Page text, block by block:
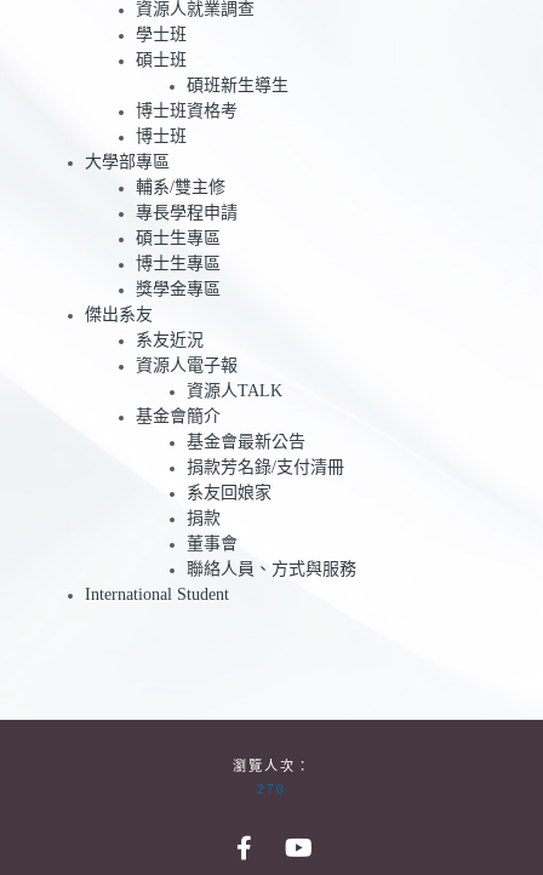
資源人就業調查
學士班
碩士班
碩班新生導生
博士班資格考
博士班
大學部專區
輔系/雙主修
專長學程申請
碩士生專區
博士生專區
獎學金專區
傑出系友
系友近況
資源人電子報
資源人TALK
基金會簡介
基金會最新公告
捐款芳名錄/支付清冊
系友回娘家
捐款
董事會
聯絡人員、方式與服務
International Student
瀏覽人次：
270